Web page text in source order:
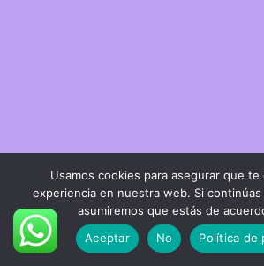
Usamos cookies para asegurar que te
experiencia en nuestra web. Si
asumiremos que estás de
Aceptar
No Política de